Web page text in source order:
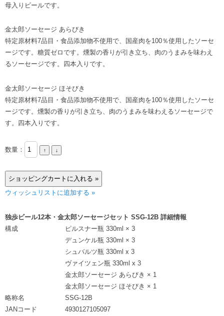
母入りビールです。
金太郎ソーセージ あらびき
特定原材料7品目・食品添加物不使用で、国産肉を100％使用したソーセ
ージです。糖質ゼロです。燻製の香りが引き立ち、肉のうまみを味わえ
るソーセージです。四本入りです。
金太郎ソーセージ ほそびき
特定原材料7品目・食品添加物不使用で、国産肉を100％使用したソーセ
ージです。燻製の香りが引き立ち、肉のうまみを味わえるソーセージで
す。四本入りです。
数量：
ウィッシュリストに追加する »
独歩ビール12本・金太郎ソーセージセット SSG-12B 詳細情報
構成
ピルスナー瓶 330ml × 3
デュンケル瓶 330ml × 3
シュバルツ瓶 330ml x 3
ヴァイツェン瓶 330ml x 3
金太郎ソーセージ あらびき × 1
金太郎ソーセージ ほそびき × 1
略称名
SSG-12B
JANコード
4930127105097